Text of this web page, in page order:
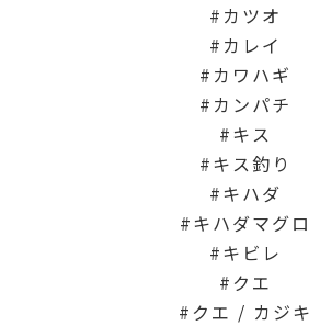
カツオ
カレイ
カワハギ
カンパチ
キス
キス釣り
キハダ
キハダマグロ
キビレ
クエ
クエ / カジキ